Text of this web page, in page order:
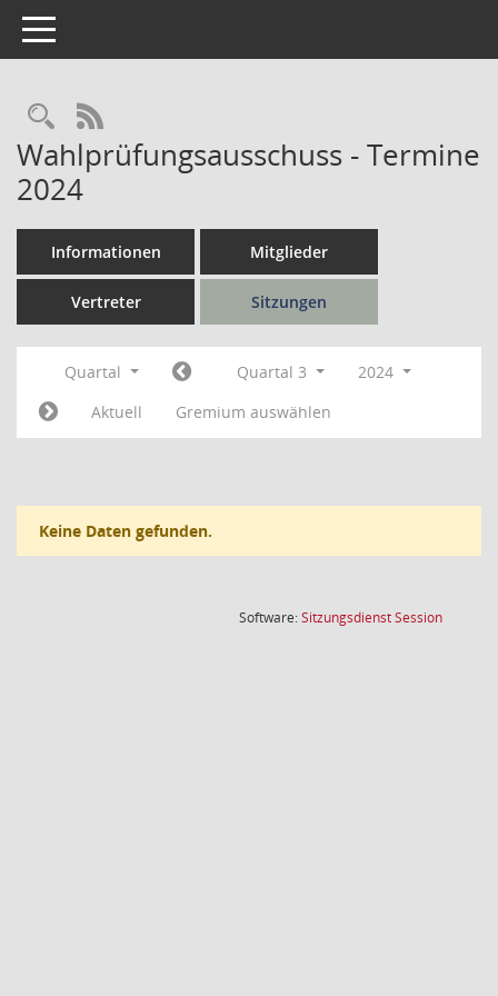
Toggle navigation
Rechercheauswahl
RSS-Feed
Wahlprüfungsausschuss - Termine
2024
Informationen Mitglieder
Vertreter Sitzungen
Quartal Quartal 3
2024
Aktuell
Gremium auswählen
Keine Daten gefunden.
Software:SitzungsdienstSession(Wird in